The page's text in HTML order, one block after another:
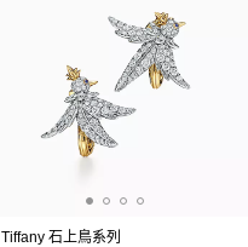
Tiffany 石上鳥系列